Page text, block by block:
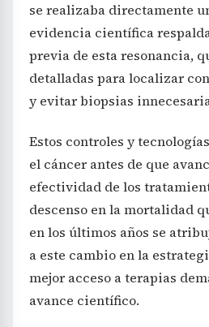
se realizaba directamente
evidencia científica
previa de esta resonancia,
detalladas para localizar
y evitar biopsias
Estos controles y
el cáncer antes de que
efectividad de los
descenso en la mortalidad
en los últimos años se
a este cambio en la
mejor acceso a terapias
avance científico.